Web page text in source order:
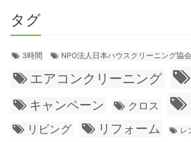
タグ
3時間 NPO法人日本ハウスクリーニング協会
エアコンクリーニング
キャンペーン クロス
リビング リフォーム レ